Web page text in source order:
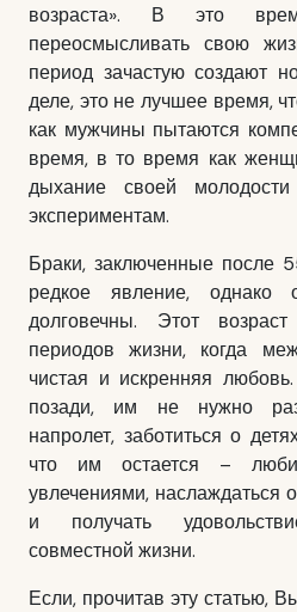
возраста». В это
переосмысливать свою
период зачастую создают
деле, это не лучшее время,
как мужчины пытаются
время, в то время как
дыхание своей
экспериментам.
Браки, заключенные после
редкое явление,
долговечны. Этот
периодов жизни, когда
чистая и искренняя
позади, им не нужно
напролет, заботиться о
что им остается –
увлечениями, наслаждаться
и получать
совместной жизни.
Если, прочитав эту статью,